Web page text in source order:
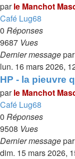
parle Manchot
Café Lug68
0 Réponses
9687 Vues
Dernier messagepar
lun. 16 mars 2026,
HP - la pieuvre
parle Manchot
Café Lug68
0 Réponses
9508 Vues
Dernier messagepar
dim. 15 mars 2026,